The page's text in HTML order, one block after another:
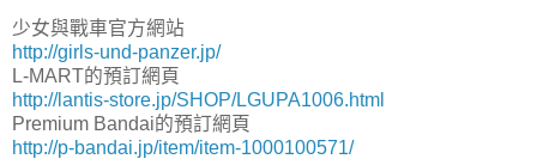
少女與戰車官方網站
http://girls-und-panzer.jp/
L-MART的預訂網頁
http://lantis-store.jp/SHOP/LGUPA1006.html
Premium Bandai的預訂網頁
http://p-bandai.jp/item/item-1000100571/